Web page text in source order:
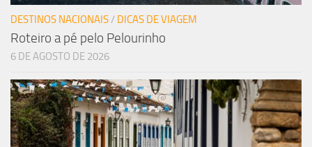
DESTINOS NACIONAIS/ DICAS DE VIAGEM
Roteiro a pé pelo Pelourinho
6 DE AGOSTO DE 2026